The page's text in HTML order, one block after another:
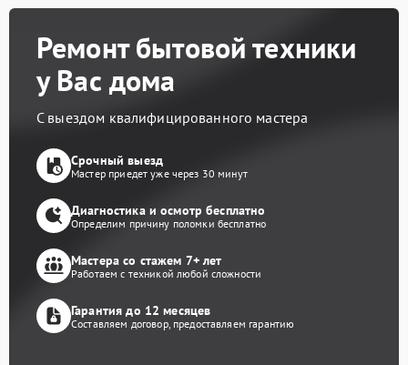
Ремонт бытовой техники
у Вас дома
С выездом квалифицированного мастера
Срочный выезд
Мастер приедет уже через 30 минут
Диагностика и осмотр бесплатно
Определим причину поломки бесплатно
Мастера со стажем 7+ лет
Работаем с техникой любой сложности
Гарантия до 12 месяцев
Составляем договор, предоставляем гарантию